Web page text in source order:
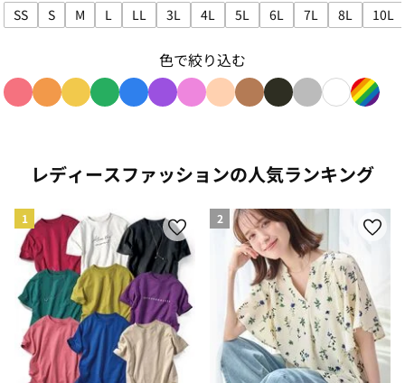
SS
サイズで絞り込み: SS
S
サイズで絞り込み: S
M
サイズで絞り込み: M
L
サイズで絞り込み: L
LL
サイズで絞り込み: LL
3L
サイズで絞り込み: 3L
4L
サイズで絞り込み: 4L
5L
サイズで絞り込み: 5L
6L
サイズで絞り込み: 6L
7L
サイズで絞り込
8L
サイズで
10L
サ
色で絞り込む
レディースファッションの人気ランキング
1 2